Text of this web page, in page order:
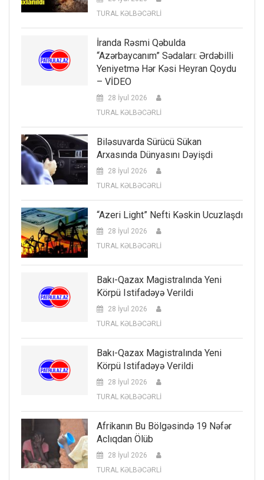
TURAL KƏLBƏCƏRLİ
İranda Rəsmi Qəbulda
“Azərbaycanım” Sədaları: Ərdəbilli
Yeniyetmə Hər Kəsi Heyran Qoydu
– VİDEO
28 İyul 2026
TURAL KƏLBƏCƏRLİ
Biləsuvarda Sürücü Sükan
Arxasında Dünyasını Dəyişdi
28 İyul 2026
TURAL KƏLBƏCƏRLİ
“Azeri Light” Nefti Kəskin Ucuzlaşdı
28 İyul 2026
TURAL KƏLBƏCƏRLİ
Bakı-Qazax Magistralında Yeni
Körpü Istifadəyə Verildi
28 İyul 2026
TURAL KƏLBƏCƏRLİ
Bakı-Qazax Magistralında Yeni
Körpü Istifadəyə Verildi
28 İyul 2026
TURAL KƏLBƏCƏRLİ
Afrikanın Bu Bölgəsində 19 Nəfər
Aclıqdan Ölüb
28 İyul 2026
TURAL KƏLBƏCƏRLİ